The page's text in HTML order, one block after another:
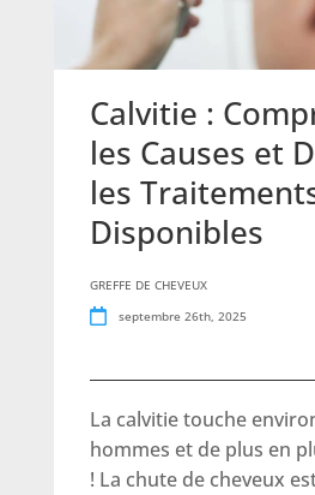
Calvitie :
les Causes et
les
Disponibles
GREFFE DE CHEVEUX
septembre 26th, 2025
La calvitie touche
hommes et de plus en
! La chute de cheveux